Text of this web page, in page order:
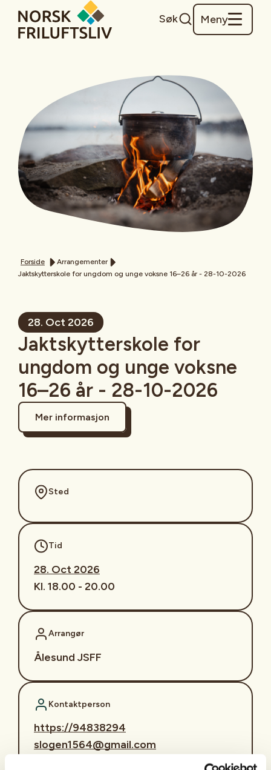
Søk Meny
Forside
Arrangementer
Jaktskytterskole for ungdom og unge voksne 16–26 år - 28-10-2026
28. Oct 2026
Jaktskytterskole for
ungdom og unge voksne
16–26 år - 28-10-2026
Mer informasjon
Sted
Tid
28. Oct 2026
Kl. 18.00 - 20.00
Arrangør
Ålesund JSFF
Kontaktperson
https://94838294
slogen1564@gmail.com